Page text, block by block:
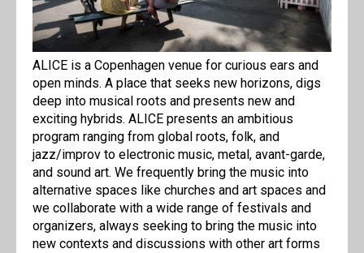
ALICE is a Copenhagen venue for curious ears and
open minds. A place that seeks new horizons, digs
deep into musical roots and presents new and
exciting hybrids. ALICE presents an ambitious
program ranging from global roots, folk, and
jazz/improv to electronic music, metal, avant-garde,
and sound art. We frequently bring the music into
alternative spaces like churches and art spaces and
we collaborate with a wide range of festivals and
organizers, always seeking to bring the music into
new contexts and discussions with other art forms